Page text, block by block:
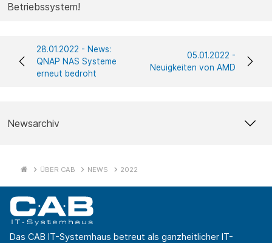
Betriebssystem!
28.01.2022 - News:
QNAP NAS Systeme
erneut bedroht
05.01.2022 -
Neuigkeiten von AMD
Newsarchiv
ÜBER CAB NEWS 2022
Das CAB IT-Systemhaus betreut als ganzheitlicher IT-